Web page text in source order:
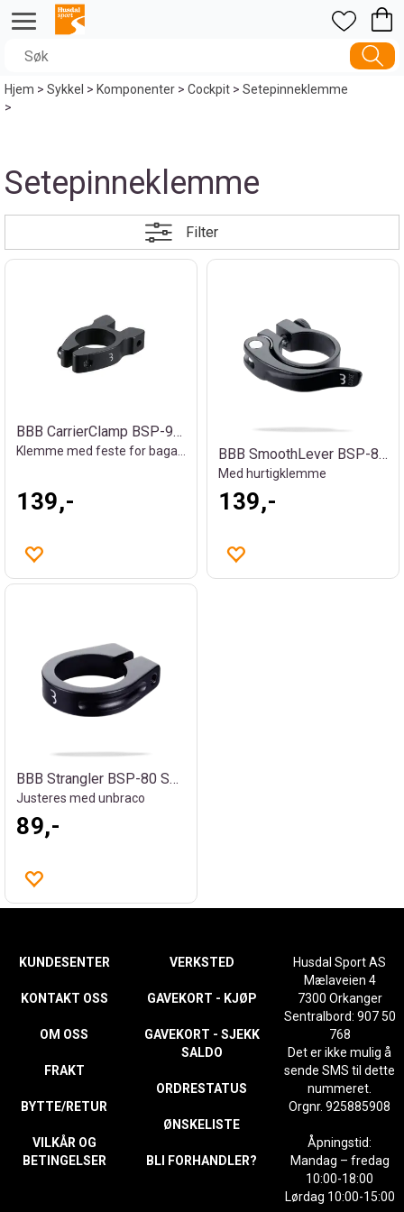
Hjem>Sykkel >Komponenter>Cockpit>Setepinneklemme
>
Setepinneklemme
Filter
BBB CarrierClamp BSP-99 Setepinneklemme
Klemme med feste for bagasjebrett
139,-
BBB SmoothLever BSP-87 Setepinneklemme
Med hurtigklemme
139,-
BBB Strangler BSP-80 Setepinneklemme
Justeres med unbraco
89,-
KUNDESENTER
KONTAKT OSS
OM OSS
FRAKT
BYTTE/RETUR
VILKÅR OG
BETINGELSER
VERKSTED
GAVEKORT - KJØP
GAVEKORT - SJEKK
SALDO
ORDRESTATUS
ØNSKELISTE
BLI FORHANDLER?
Husdal Sport AS
Mælaveien 4
7300 Orkanger
Sentralbord: 907 50
768
Det er ikke mulig å
sende SMS til dette
nummeret.
Orgnr. 925885908
Åpningstid:
Mandag – fredag
10:00-18:00
Lørdag 10:00-15:00